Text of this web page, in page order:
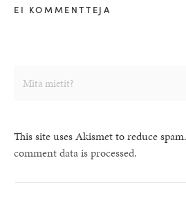
EI KOMMENTTEJA
This site uses Akismet to reduce spam.
comment data is processed.